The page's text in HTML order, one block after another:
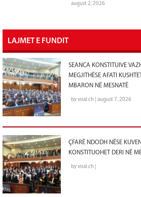
august 2, 2026
LAJMET E FUNDIT
SEANCA KONSTITUIVE
MEGJITHËSE AFATI
MBARON NË MESNATË
by voal.ch | august 7, 2026
ÇFARË NDODH NËSE
KONSTITUOHET DERI NË
by voal.ch |